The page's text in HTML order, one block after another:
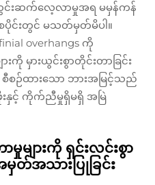
း ကွင်းဆက်လေ့လာမှုအရ မမှန်ကန်
င်းတွင် မသတ်မှတ်မိပါ။
overhangs ကို
းကို မှားယွင်းစွာတိုင်းတာခြင်း
စီစဉ်ထားသော ဘားအမြင့်သည်
နှင့် ကိုက်ညီမှုရှိမရှိ အမြဲ
ျားကို ရှင်းလင်းစွာ
တ်အသားပြုခြင်း